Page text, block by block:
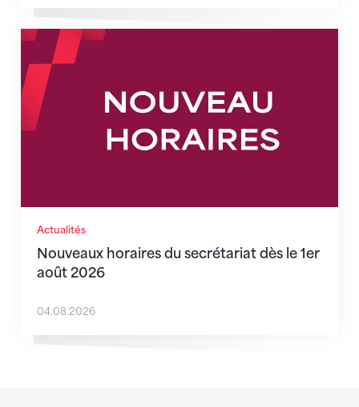
Actualités
Nouveaux horaires du secrétariat dès le 1er
août 2026
Nouveaux horaires du secrétariat dès le 1er août
04.08.2026